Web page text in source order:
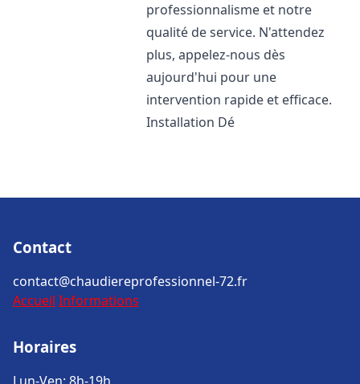
professionnalisme et notre
qualité de service. N'attendez
plus, appelez-nous dès
aujourd'hui pour une
intervention rapide et efficace.
Installation Dé
Contact
contact@chaudiereprofessionnel-72.fr
Accueil Informations
Horaires